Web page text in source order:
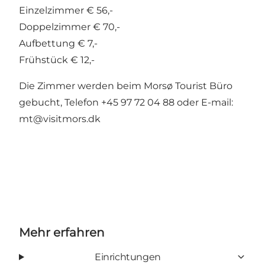
Einzelzimmer € 56,-
Doppelzimmer € 70,-
Aufbettung € 7,-
Frühstück € 12,-
Die Zimmer werden beim Morsø Tourist Büro
gebucht, Telefon +45 97 72 04 88 oder E-mail:
mt@visitmors.dk
Mehr erfahren
Einrichtungen